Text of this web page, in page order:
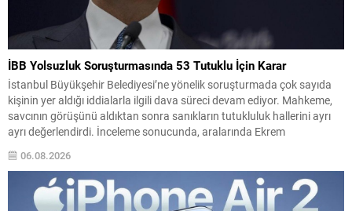
İBB Yolsuzluk Soruşturmasında 53 Tutuklu İçin Karar
İstanbul Büyükşehir Belediyesi’ne yönelik soruşturmada çok sayıda
kişinin yer aldığı iddialarla ilgili dava süreci devam ediyor. Mahkeme,
savcının görüşünü aldıktan sonra sanıkların tutukluluk hallerini ayrı
ayrı değerlendirdi. İnceleme sonucunda, aralarında Ekrem
hallerinin sürdürülmesine karar verildi. İddialar ve değerlendirilen
talepler Soruşturma kapsamında sanıklara yöneltilen...
06.08.2026